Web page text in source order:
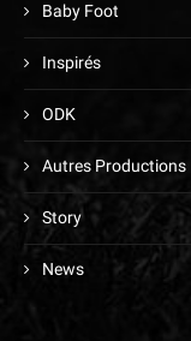
Baby Foot
Inspirés
ODK
Autres Productions
Story
News